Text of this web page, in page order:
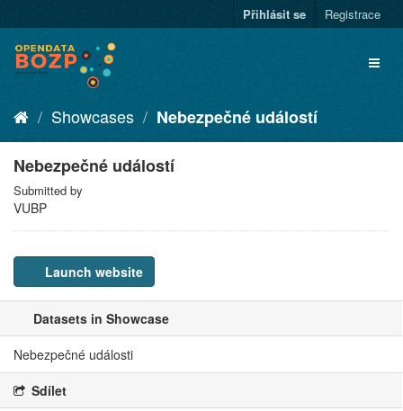
Přihlásit se Registrace
Showcases Nebezpečné událostí
Nebezpečné událostí
Submitted by
VUBP
Launch website
Datasets in Showcase
Nebezpečné události
Sdílet